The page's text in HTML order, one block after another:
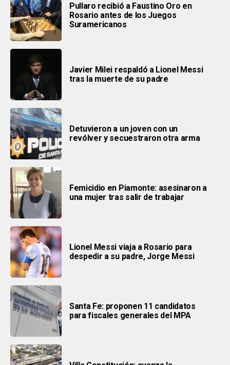
Pullaro recibió a Faustino Oro en
Rosario antes de los Juegos
Suramericanos
Javier Milei respaldó a Lionel Messi
tras la muerte de su padre
Detuvieron a un joven con un
revólver y secuestraron otra arma
Femicidio en Piamonte: asesinaron a
una mujer tras salir de trabajar
Lionel Messi viaja a Rosario para
despedir a su padre, Jorge Messi
Santa Fe: proponen 11 candidatos
para fiscales generales del MPA